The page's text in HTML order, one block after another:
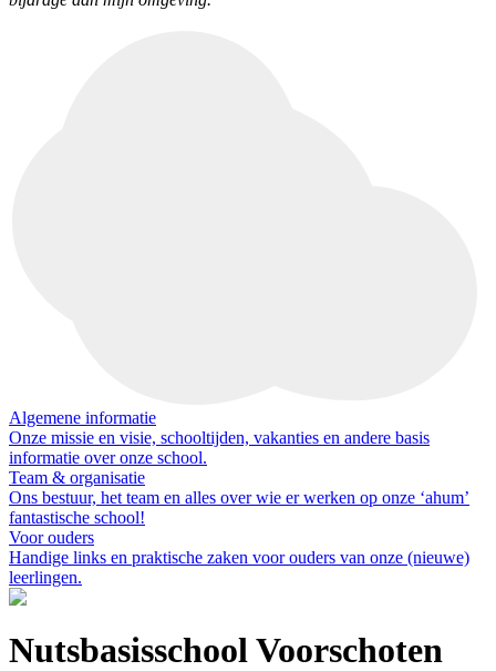
Algemene informatie
Onze missie en visie, schooltijden, vakanties en andere basis
informatie over onze school.
Team & organisatie
Ons bestuur, het team en alles over wie er werken op onze ‘ahum’
fantastische school!
Voor ouders
Handige links en praktische zaken voor ouders van onze (nieuwe)
leerlingen.
Nutsbasisschool Voorschoten